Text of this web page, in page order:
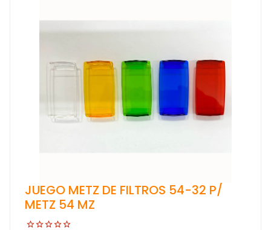
JUEGO METZ DE FILTROS 54-32 P/
METZ 54 MZ